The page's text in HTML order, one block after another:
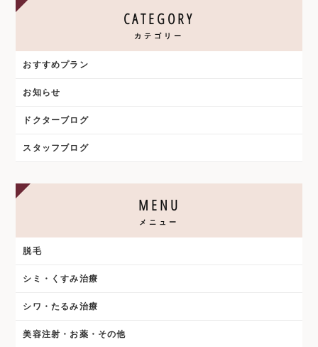
CATEGORY
カテゴリー
おすすめプラン
お知らせ
ドクターブログ
スタッフブログ
MENU
メニュー
脱毛
シミ・くすみ治療
シワ・たるみ治療
美容注射・お薬・その他